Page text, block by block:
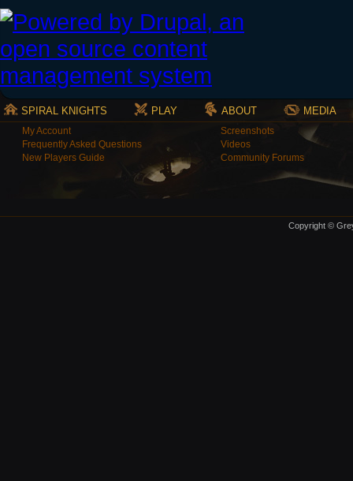
SPIRAL KNIGHTS PLAY ABOUT MEDIA
My Account
Frequently Asked Questions
New Players Guide
Screenshots
Videos
Community Forums
Copyright ©